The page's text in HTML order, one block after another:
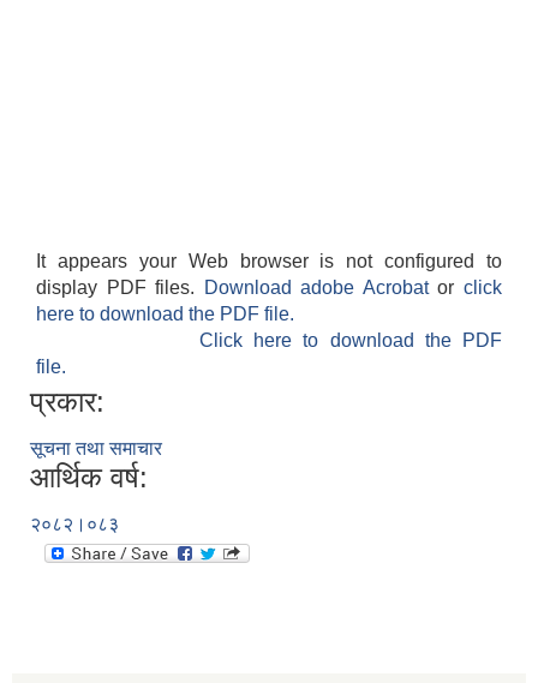
It appears your Web browser is not configured to
display PDF files.
Download adobe Acrobatorclick
here to download the PDF file.
Click here to download the PDF
file.
प्रकार:
सूचना तथा समाचार
आर्थिक वर्ष:
२०८२।०८३